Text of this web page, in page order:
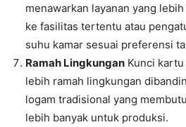
menawarkan layanan yang
ke fasilitas tertentu atau
suhu kamar sesuai preferensi
Ramah Lingkungan Kunci
lebih ramah lingkungan
logam tradisional yang
lebih banyak untuk produksi.